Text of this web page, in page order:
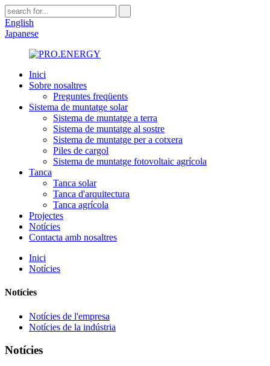
English
Japanese
Inici
Sobre nosaltres
Preguntes freqüents
Sistema de muntatge solar
Sistema de muntatge a terra
Sistema de muntatge al sostre
Sistema de muntatge per a cotxera
Piles de cargol
Sistema de muntatge fotovoltaic agrícola
Tanca
Tanca solar
Tanca d'arquitectura
Tanca agrícola
Projectes
Notícies
Contacta amb nosaltres
Inici
Notícies
Notícies
Notícies de l'empresa
Notícies de la indústria
Notícies